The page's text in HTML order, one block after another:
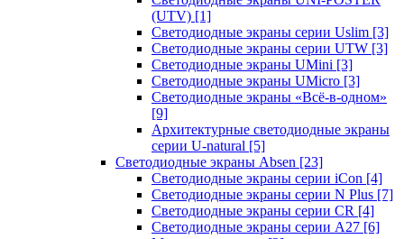
(UTV) [1]
Светодиодные экраны серии Uslim [3]
Светодиодные экраны серии UTW [3]
Светодиодные экраны UMini [3]
Светодиодные экраны UMicro [3]
Светодиодные экраны «Всё-в-одном»
[9]
Архитектурные светодиодные экраны
серии U-natural [5]
Светодиодные экраны Absen [23]
Светодиодные экраны серии iCon [4]
Светодиодные экраны серии N Plus [7]
Светодиодные экраны серии CR [4]
Светодиодные экраны серии А27 [6]